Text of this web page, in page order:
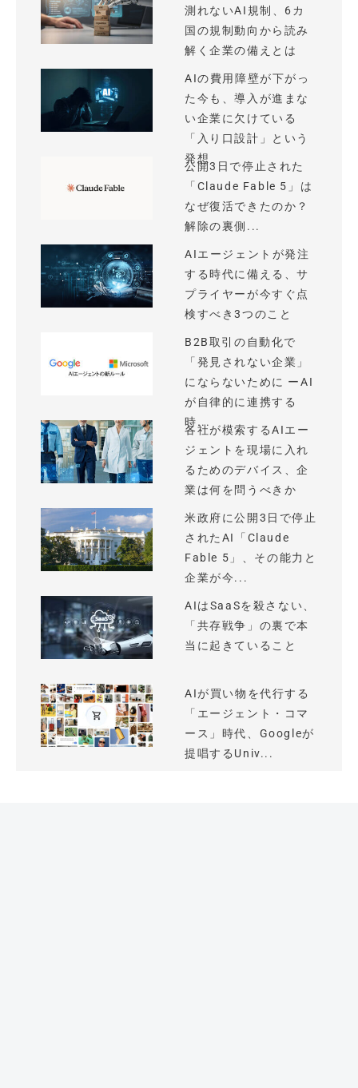
測れないAI規制、6カ
国の規制動向から読み
解く企業の備えとは
AIの費用障壁が下がっ
た今も、導入が進まな
い企業に欠けている
「入り口設計」という
発想
公開3日で停止された
「Claude Fable 5」は
なぜ復活できたのか？
解除の裏側...
AIエージェントが発注
する時代に備える、サ
プライヤーが今すぐ点
検すべき3つのこと
B2B取引の自動化で
「発見されない企業」
にならないために ーAI
が自律的に連携する
時...
各社が模索するAIエー
ジェントを現場に入れ
るためのデバイス、企
業は何を問うべきか
米政府に公開3日で停止
されたAI「Claude
Fable 5」、その能力と
企業が今...
AIはSaaSを殺さない、
「共存戦争」の裏で本
当に起きていること
AIが買い物を代行する
「エージェント・コマ
ース」時代、Googleが
提唱するUniv...